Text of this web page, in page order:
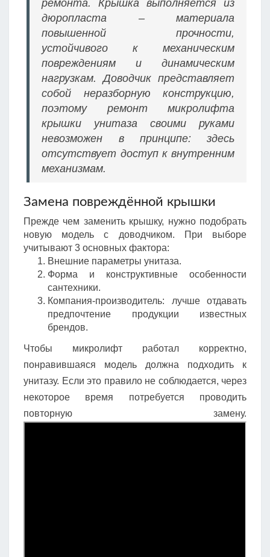
ремонта. Крышка выполняется из
дюропласта – материала
повышенной прочности,
устойчивого к механическим
повреждениям и динамическим
нагрузкам. Доводчик представляет
собой неразборную конструкцию,
поэтому ремонт микролифта
крышки унитаза своими руками
невозможен в принципе: здесь
отсутствует доступ к внутренним
механизмам.
Замена повреждённой крышки
Прежде чем заменить крышку, нужно подобрать
новую модель с доводчиком. При выборе
учитывают 3 основных фактора:
Внешние параметры унитаза.
Форма и конструктивные особенности
сантехники.
Компания-производитель: лучше отдавать
предпочтение продукции известных
брендов.
Чтобы микролифт работал корректно,
понравившаяся модель должна подходить к
унитазу. Если это правило не соблюдается, через
некоторое время потребуется проводить
повторную замену.